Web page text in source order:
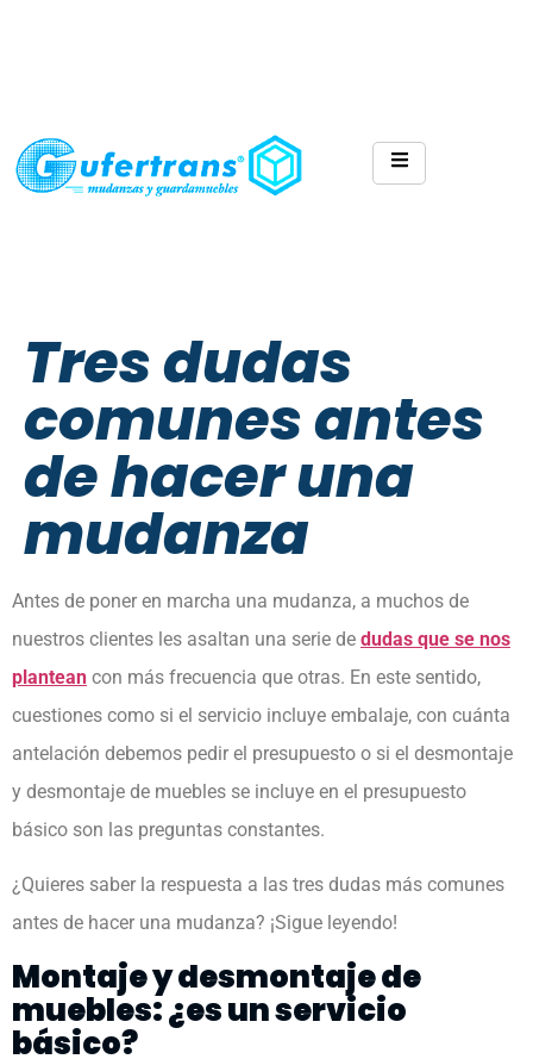
Tres dudas
comunes antes
de hacer una
mudanza
Antes de poner en marcha una mudanza, a muchos de
nuestros clientes les asaltan una serie de dudas que se nos
plantean con más frecuencia que otras. En este sentido,
cuestiones como si el servicio incluye embalaje, con cuánta
antelación debemos pedir el presupuesto o si el desmontaje
y desmontaje de muebles se incluye en el presupuesto
básico son las preguntas constantes.
¿Quieres saber la respuesta a las tres dudas más comunes
antes de hacer una mudanza? ¡Sigue leyendo!
Montaje y desmontaje de
muebles: ¿es un servicio
básico?